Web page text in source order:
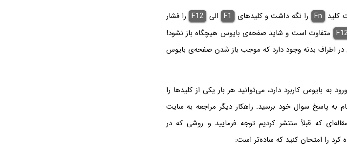
کلید Fn را نگه داشت و کلیدهای F1 الی F12 را فشار
متفاوت است و شاید صفحه‌ی بایوس هیچگاه باز نشود!
اطراف بدنه وجود دارد که موجب باز شدن صفحه‌ی بایوس
به بایوس کاربرد دارد، می‌توانید هر بار یکی از کلیدها را
پاسخ سوال خود برسید. راهکار دیگر مراجعه به سایت
که قبلاً منتشر کردیم توجه فرمایید و روشی که در